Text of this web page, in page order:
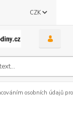
CZK
osobních údajů